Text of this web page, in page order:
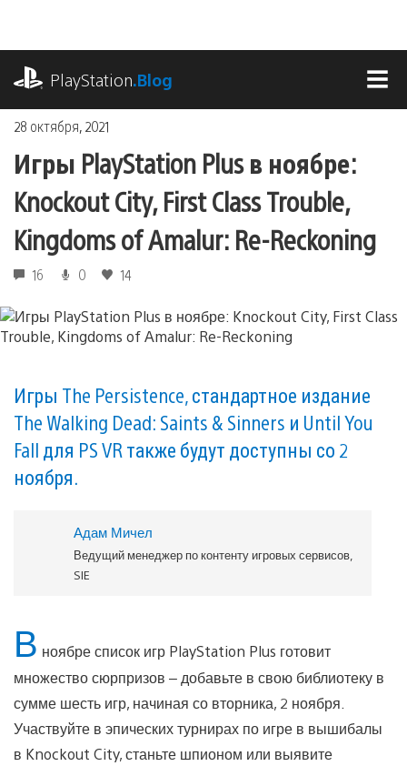
содержимому
PlayStation.Blog
28 октября, 2021
Игры PlayStation Plus в ноябре:
Knockout City, First Class Trouble,
Kingdoms of Amalur: Re-Reckoning
16 0 14
Игры The Persistence, стандартное издание
The Walking Dead: Saints & Sinners и Until You
Fall для PS VR также будут доступны со 2
ноября.
Адам Мичел
Ведущий менеджер по контенту игровых сервисов,
SIE
В ноябре список игр PlayStation Plus готовит
множество сюрпризов – добавьте в свою библиотеку в
сумме шесть игр, начиная со вторника, 2 ноября.
Участвуйте в эпических турнирах по игре в вышибалы
в Knockout City, станьте шпионом или выявите